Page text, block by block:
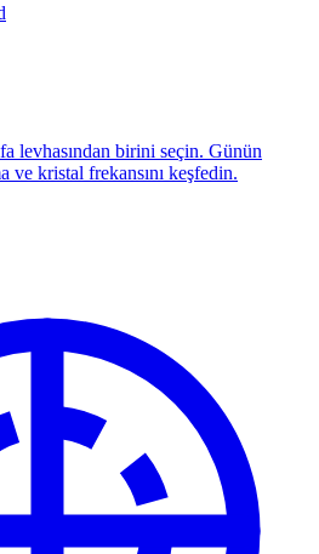
levhasından birini seçin. Günün
ve kristal frekansını keşfedin.